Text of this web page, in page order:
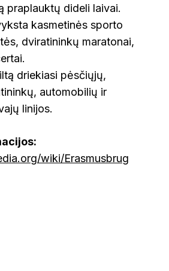
praplauktų dideli laivai.
kasmetinės sporto
dviratininkų maratonai,
driekiasi pėsčiųjų,
automobilių ir
linijos.
wiki/Erasmusbrug